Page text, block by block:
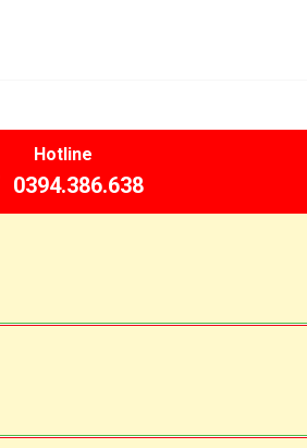
Hotline
0394.386.638